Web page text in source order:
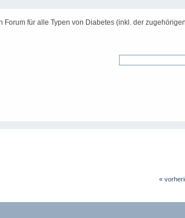
Forum für alle Typen von Diabetes (inkl. der
«